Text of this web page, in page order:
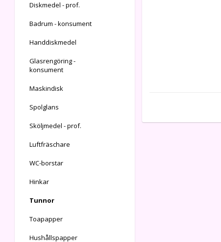
Diskmedel - prof.
Badrum - konsument
Handdiskmedel
Glasrengöring -
konsument
Maskindisk
Spolglans
Sköljmedel - prof.
Luftfräschare
WC-borstar
Hinkar
Tunnor
Toapapper
Hushållspapper